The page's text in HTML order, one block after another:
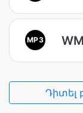
MP3
Դիտել